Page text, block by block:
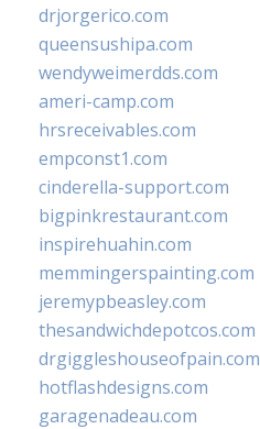
drjorgerico.com
queensushipa.com
wendyweimerdds.com
ameri-camp.com
hrsreceivables.com
empconst1.com
cinderella-support.com
bigpinkrestaurant.com
inspirehuahin.com
memmingerspainting.com
jeremypbeasley.com
thesandwichdepotcos.com
drgiggleshouseofpain.com
hotflashdesigns.com
garagenadeau.com